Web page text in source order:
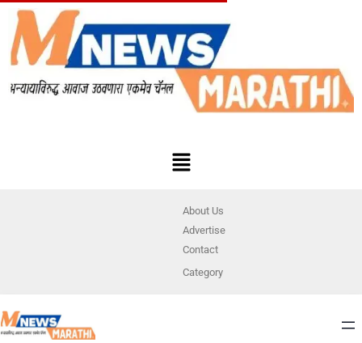
About Us
Advertise
Contact
Category